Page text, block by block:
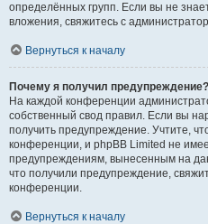
определённых групп. Если вы не
вложения, свяжитесь с
Вернуться к началу
Почему я получил предупреждение?
На каждой конференции
собственный свод правил. Если вы
получить предупреждение. Учтите,
конференции, и phpBB Limited не
предупреждениям, вынесенным на
что получили предупреждение,
конференции.
Вернуться к началу